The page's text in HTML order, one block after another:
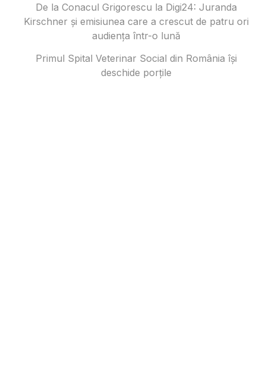
De la Conacul Grigorescu la Digi24: Juranda
Kirschner și emisiunea care a crescut de patru ori
audiența într-o lună
Primul Spital Veterinar Social din România își
deschide porțile